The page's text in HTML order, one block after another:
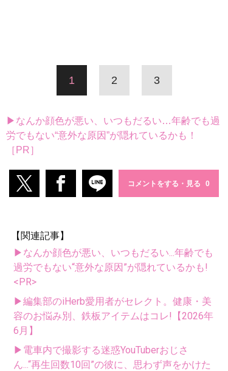
1 2 3
▶なんか顔色が悪い、いつもだるい…年齢でも過
労でもない“意外な原因”が隠れているかも！
［PR］
コメントをする・見る
【関連記事】
▶なんか顔色が悪い、いつもだるい...年齢でも
過労でもない“意外な原因”が隠れているかも!
<PR>
▶編集部のiHerb愛用者がセレクト。健康・美
容のお悩み別、鉄板アイテムはコレ!【2026年
6月】
▶電車内で撮影する迷惑YouTuberおじさ
ん...“再生回数10回”の彼に、思わず声をかけた